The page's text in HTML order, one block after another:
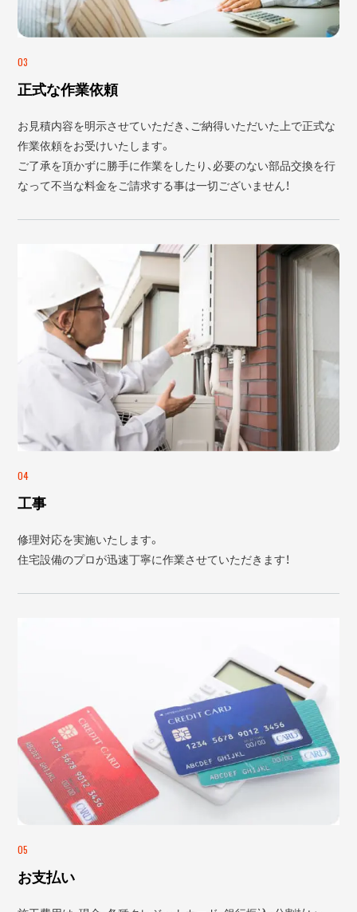
03
正式な作業依頼
お見積内容を明示させていただき、ご納得いただいた上で正式な
作業依頼をお受けいたします。
ご了承を頂かずに勝手に作業をしたり、必要のない部品交換を行
なって不当な料金をご請求する事は一切ございません！
04
工事
修理対応を実施いたします。
住宅設備のプロが迅速丁寧に作業させていただきます！
05
お支払い